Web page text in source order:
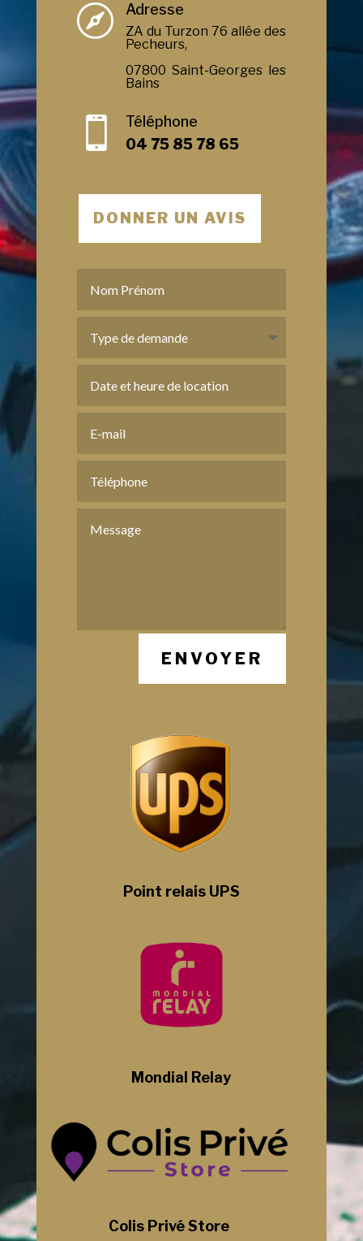
 Adresse
ZA du Turzon 76 allée des
Pecheurs,
07800 Saint-Georges les
Bains

Téléphone
04 75 85 78 65
DONNER UN AVIS
ENVOYER
Point relais UPS
Mondial Relay
Colis Privé Store